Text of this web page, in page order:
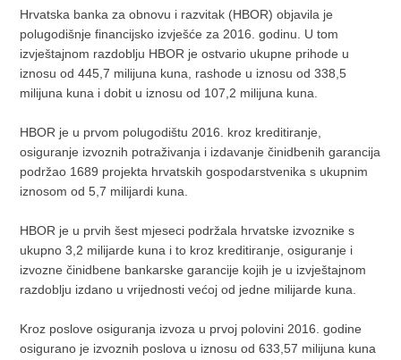
Hrvatska banka za obnovu i razvitak (HBOR) objavila je
polugodišnje financijsko izvješće za 2016. godinu. U tom
izvještajnom razdoblju HBOR je ostvario ukupne prihode u
iznosu od 445,7 milijuna kuna, rashode u iznosu od 338,5
milijuna kuna i dobit u iznosu od 107,2 milijuna kuna.
HBOR je u prvom polugodištu 2016. kroz kreditiranje,
osiguranje izvoznih potraživanja i izdavanje činidbenih garancija
podržao 1689 projekta hrvatskih gospodarstvenika s ukupnim
iznosom od 5,7 milijardi kuna.
HBOR je u prvih šest mjeseci podržala hrvatske izvoznike s
ukupno 3,2 milijarde kuna i to kroz kreditiranje, osiguranje i
izvozne činidbene bankarske garancije kojih je u izvještajnom
razdoblju izdano u vrijednosti većoj od jedne milijarde kuna.
Kroz poslove osiguranja izvoza u prvoj polovini 2016. godine
osigurano je izvoznih poslova u iznosu od 633,57 milijuna kuna